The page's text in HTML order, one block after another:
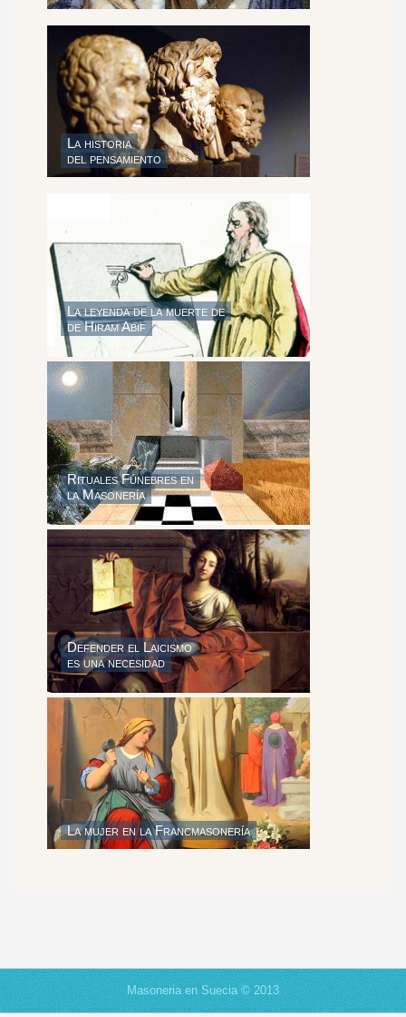
La historia
del pensamiento
La leyenda de la muerte de
de Hiram Abif
Rituales Fúnebres en
la Masonería
Defender el Laicismo
es una necesidad
La mujer en la Francmasonería
Masoneria en Suecia © 2013